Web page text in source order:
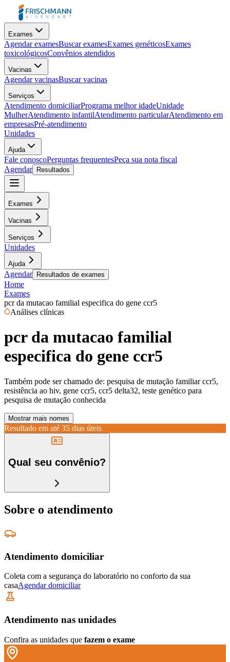
Exames
Agendar examesBuscar examesExames genéticosExames
toxicológicosConvênios atendidos
Vacinas
Agendar vacinasBuscar vacinas
Serviços
Atendimento domiciliarPrograma melhor idadeUnidade
MulherAtendimento infantilAtendimento particularAtendimento em
empresasPré-atendimento
Unidades
Ajuda
Fale conoscoPerguntas frequentesPeça sua nota fiscal
Agendar
Resultados
Exames
Vacinas
Serviços
Unidades
Ajuda
Agendar Resultados de exames
Home
Exames
pcr da mutacao familial especifica do gene ccr5
Análises clínicas
pcr da mutacao familial
especifica do gene ccr5
Também pode ser chamado de: pesquisa de mutação familiar ccr5,
resistência ao hiv, gene ccr5, ccr5 delta32, teste genético para
pesquisa de mutação conhecida
Mostrar mais nomes
Resultado em até 35 dias úteis
Qual seu convênio?
Sobre o atendimento
Atendimento domiciliar
Coleta com a segurança do laboratório no conforto da sua
casaAgendar domiciliar
Atendimento nas unidades
Confira as unidades que fazem o exame